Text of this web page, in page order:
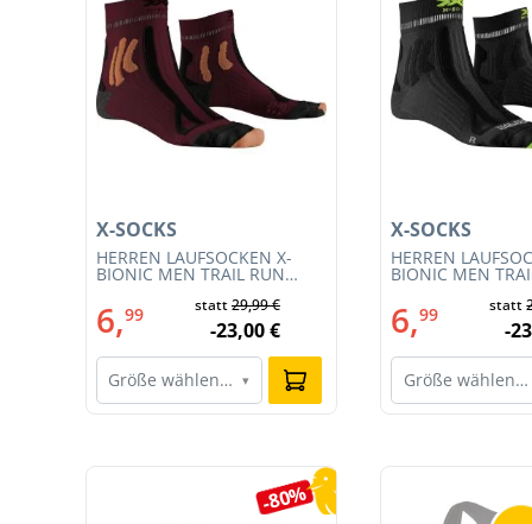
HERREN LAUFSOCKEN X-
BIONIC MEN TRAIL RUN
R019)
X-SOCKS
6,99 statt29,99 €
-23,00 €
Größe wählen… ▾
HERREN
BIONIC MEN
011)
X-SOCKS
6,99 statt
-
Größe wählen…
Produktgalerie überspringen
-80%